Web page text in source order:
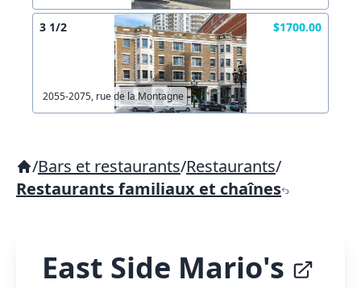
3 1/2 $1700.00
2055-2075, rue de la Montagne
/Bars et restaurants/Restaurants/
Restaurants familiaux et chaînes
East Side Mario's